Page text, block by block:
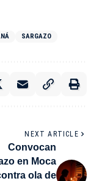
SARGAZO
NEXT ARTICLE
Convocan
en Moca
ola de